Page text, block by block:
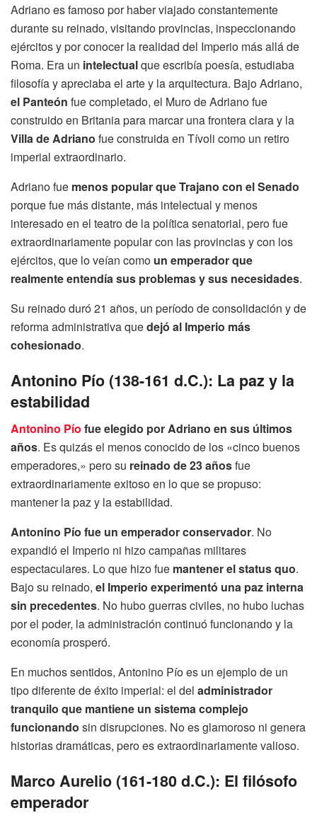
Adriano es famoso por haber viajado constantemente
durante su reinado, visitando provincias, inspeccionando
ejércitos y por conocer la realidad del Imperio más allá de
Roma. Era un intelectualque escribía poesía, estudiaba
filosofía y apreciaba el arte y la arquitectura. Bajo Adriano,
el Panteón fue completado, el Muro de Adriano fue
construido en Britania para marcar una frontera clara y la
Villa de Adriano fue construida en Tívoli como un retiro
imperial extraordinario.
Adriano fue menos popular que Trajano con el Senado
porque fue más distante, más intelectual y menos
interesado en el teatro de la política senatorial, pero fue
extraordinariamente popular con las provincias y con los
ejércitos, que lo veían como un emperador que
realmente entendía sus problemas y sus necesidades.
Su reinado duró 21 años, un período de consolidación y de
reforma administrativa quedejó al Imperio más
cohesionado.
Antonino Pío (138-161 d.C.): La paz y la
estabilidad
Antonino Pío fue elegido por Adriano en sus últimos
años. Es quizás el menos conocido de los «cinco buenos
emperadores,» pero su reinado de 23 añosfue
extraordinariamente exitoso en lo que se propuso:
mantener la paz y la estabilidad.
Antonino Pío fue un emperador conservador. No
expandió el Imperio ni hizo campañas militares
espectaculares. Lo que hizo fue mantener el status quo.
Bajo su reinado, el Imperio experimentó una paz interna
sin precedentes. No hubo guerras civiles, no hubo luchas
por el poder, la administración continuó funcionando y la
economía prosperó.
En muchos sentidos, Antonino Pío es un ejemplo de un
tipo diferente de éxito imperial: el del administrador
tranquilo que mantiene un sistema complejo
funcionando sin disrupciones. No es glamoroso ni genera
historias dramáticas, pero es extraordinariamente valioso.
Marco Aurelio (161-180 d.C.): El filósofo
emperador